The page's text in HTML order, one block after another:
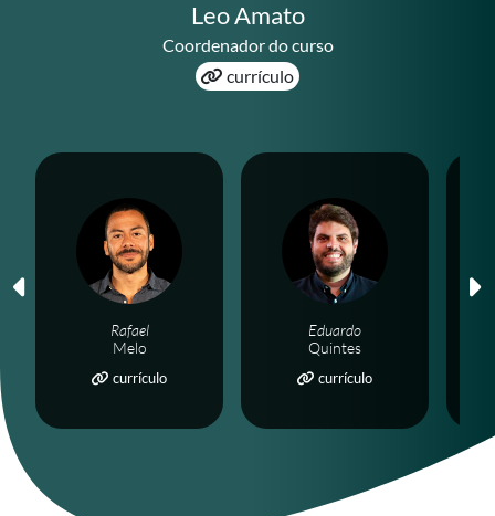
Leo Amato
Coordenador do curso
currículo
Rafael
Melo
currículo
Eduardo
Quintes
currículo